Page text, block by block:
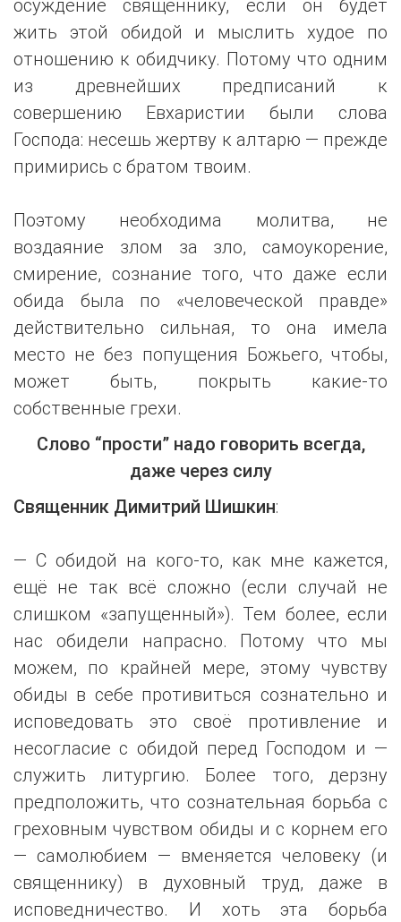
осуждение священнику, если он будет
жить этой обидой и мыслить худое по
отношению к обидчику. Потому что одним
из древнейших предписаний к
совершению Евхаристии были слова
Господа: несешь жертву к алтарю — прежде
примирись с братом твоим.
Поэтому необходима молитва, не
воздаяние злом за зло, самоукорение,
смирение, сознание того, что даже если
обида была по «человеческой правде»
действительно сильная, то она имела
место не без попущения Божьего, чтобы,
может быть, покрыть какие-то
собственные грехи.
Слово “прости” надо говорить всегда,
даже через силу
Священник Димитрий Шишкин:
— С обидой на кого-то, как мне кажется,
ещё не так всё сложно (если случай не
слишком «запущенный»). Тем более, если
нас обидели напрасно. Потому что мы
можем, по крайней мере, этому чувству
обиды в себе противиться сознательно и
исповедовать это своё противление и
несогласие с обидой перед Господом и —
служить литургию. Более того, дерзну
предположить, что сознательная борьба с
греховным чувством обиды и с корнем его
— самолюбием — вменяется человеку (и
священнику) в духовный труд, даже в
исповедничество. И хоть эта борьба